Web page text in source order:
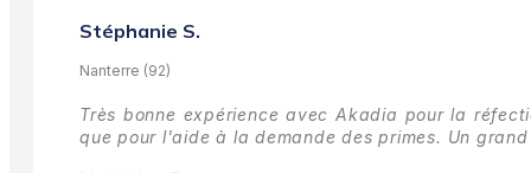
Stéphanie S.
Nanterre (92)
Très bonne expérience avec Akadia pour la
que pour l'aide à la demande des primes. Un